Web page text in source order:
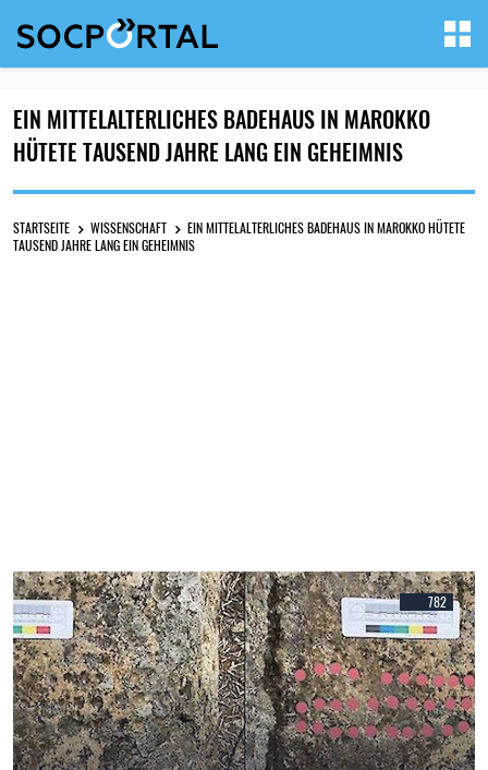
EIN MITTELALTERLICHES BADEHAUS IN MAROKKO
HÜTETE TAUSEND JAHRE LANG EIN GEHEIMNIS
STARTSEITE WISSENSCHAFT
EIN MITTELALTERLICHES BADEHAUS IN MAROKKO HÜTETE
TAUSEND JAHRE LANG EIN GEHEIMNIS
782